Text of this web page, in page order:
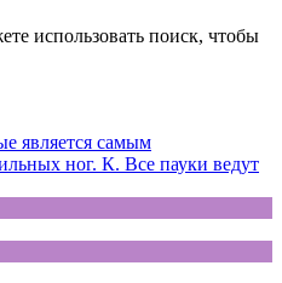
использовать поиск, чтобы
является самым
ног. К. Все пауки ведут